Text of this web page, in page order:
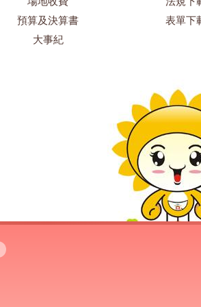
預算及決算書
大事紀
表單下